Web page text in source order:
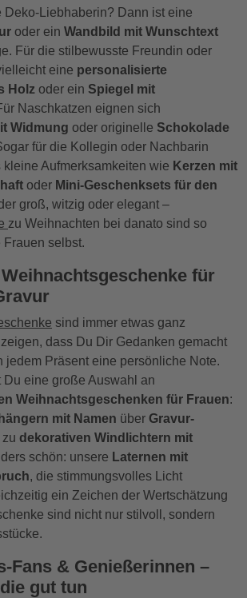
Deko-Liebhaberin? Dann ist eine
oder ein Wandbild mit Wunschtext
Für die stilbewusste Freundin oder
eine personalisierte
Holz oder ein Spiegel mit
Naschkatzen eignen sich
Widmung oder originelle Schokolade
für die Kollegin oder Nachbarin
Aufmerksamkeiten wie Kerzen mit
oder Mini-Geschenksets für den
groß, witzig oder elegant –
zu Weihnachten bei danato sind so
selbst.
für
sind immer etwas ganz
dass Du Dir Gedanken gemacht
jedem Präsent eine persönliche Note.
Du eine große Auswahl an
Weihnachtsgeschenken für Frauen:
mit Namen über Gravur-
dekorativen Windlichtern mit
schön: unsere Laternen mit
, die stimmungsvolles Licht
ein Zeichen der Wertschätzung
sind nicht nur stilvoll, sondern
Fans & Genießerinnen –
gut tun